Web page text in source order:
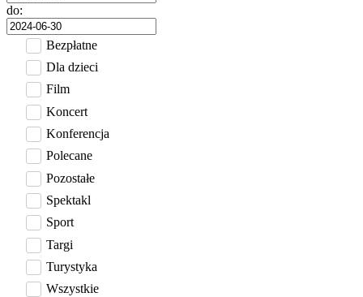
do:
Bezpłatne
Dla dzieci
Film
Koncert
Konferencja
Polecane
Pozostałe
Spektakl
Sport
Targi
Turystyka
Wszystkie